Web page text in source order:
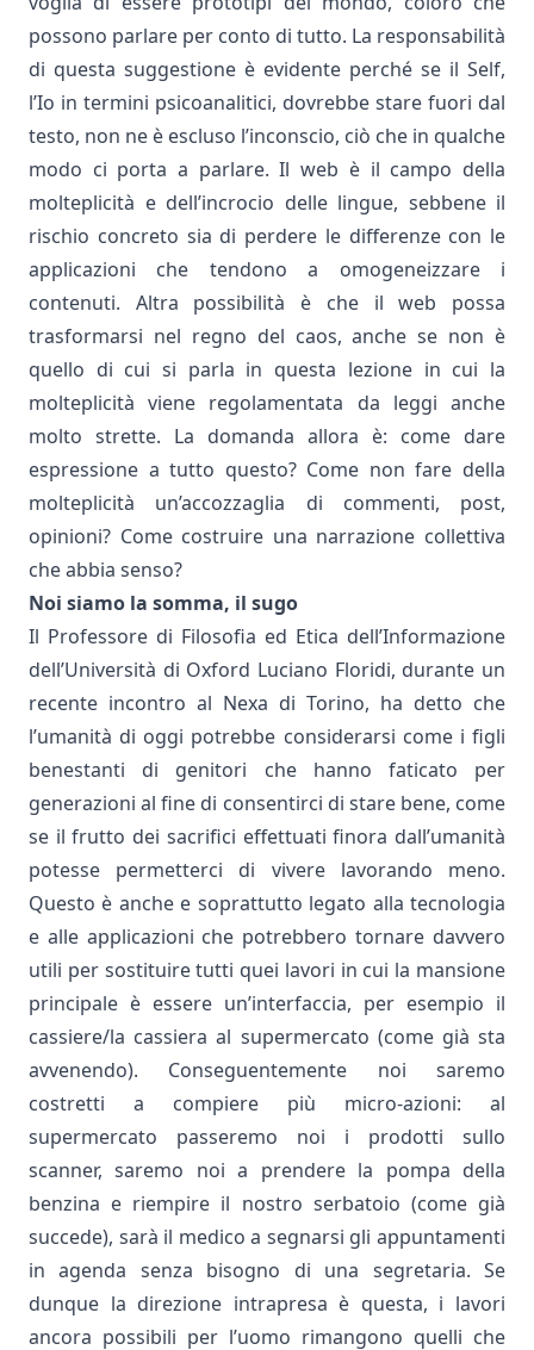
possono parlare per conto di tutto. La responsabilità
di questa suggestione è evidente perché se il Self,
l’Io in termini psicoanalitici, dovrebbe stare fuori dal
testo, non ne è escluso l’inconscio, ciò che in qualche
modo ci porta a parlare. Il web è il campo della
molteplicità e dell’incrocio delle lingue, sebbene il
rischio concreto sia di perdere le differenze con le
applicazioni che tendono a omogeneizzare i
contenuti. Altra possibilità è che il web possa
trasformarsi nel regno del caos, anche se non è
quello di cui si parla in questa lezione in cui la
molteplicità viene regolamentata da leggi anche
molto strette. La domanda allora è: come dare
espressione a tutto questo? Come non fare della
molteplicità un’accozzaglia di commenti, post,
opinioni? Come costruire una narrazione collettiva
che abbia senso?
Noi siamo la somma, il sugo
Il Professore di Filosofia ed Etica dell’Informazione
dell’Università di Oxford Luciano Floridi, durante un
recente incontro al Nexa di Torino, ha detto che
l’umanità di oggi potrebbe considerarsi come i figli
benestanti di genitori che hanno faticato per
generazioni al fine di consentirci di stare bene, come
se il frutto dei sacrifici effettuati finora dall’umanità
potesse permetterci di vivere lavorando meno.
Questo è anche e soprattutto legato alla tecnologia
e alle applicazioni che potrebbero tornare davvero
utili per sostituire tutti quei lavori in cui la mansione
principale è essere un’interfaccia, per esempio il
cassiere/la cassiera al supermercato (come già sta
avvenendo). Conseguentemente noi saremo
costretti a compiere più micro-azioni: al
supermercato passeremo noi i prodotti sullo
scanner, saremo noi a prendere la pompa della
benzina e riempire il nostro serbatoio (come già
succede), sarà il medico a segnarsi gli appuntamenti
in agenda senza bisogno di una segretaria. Se
dunque la direzione intrapresa è questa, i lavori
ancora possibili per l’uomo rimangono quelli che